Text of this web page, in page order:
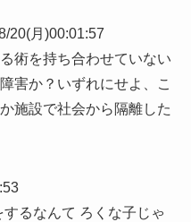
20(月)00:01:57
術を持ち合わせていない
害か？いずれにせよ、こ
施設で社会から隔離した
るなんて ろくな子じゃ